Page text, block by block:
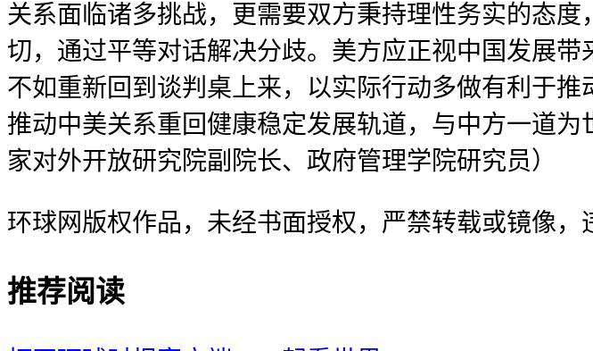
关系面临诸多挑战，更需要双方秉持理性务实的态
切，通过平等对话解决分歧。美方应正视中国发展带
不如重新回到谈判桌上来，以实际行动多做有利于
推动中美关系重回健康稳定发展轨道，与中方一道
家对外开放研究院副院长、政府管理学院研究员）
环球网版权作品，未经书面授权，严禁转载或镜像，
推荐阅读